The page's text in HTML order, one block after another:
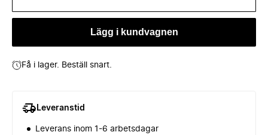
Lägg i kundvagnen
Få i lager. Beställ snart.
Leveranstid
Leverans inom 1-6 arbetsdagar